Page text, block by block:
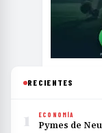
RECIENTES
1 ECONOMÍA
Pymes de